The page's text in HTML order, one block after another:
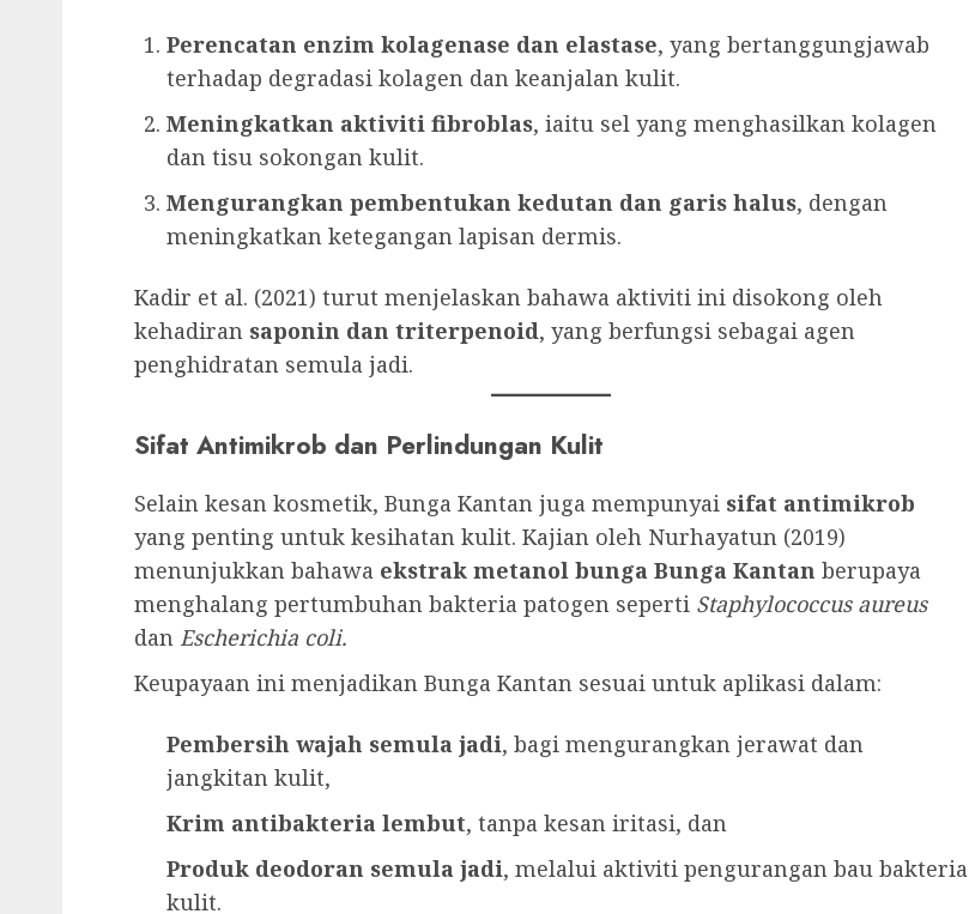
Perencatan enzim kolagenase dan elastase, yang bertanggungjawab
terhadap degradasi kolagen dan keanjalan kulit.
Meningkatkan aktiviti fibroblas, iaitu sel yang menghasilkan kolagen
dan tisu sokongan kulit.
Mengurangkan pembentukan kedutan dan garis halus, dengan
meningkatkan ketegangan lapisan dermis.
Kadir et al. (2021) turut menjelaskan bahawa aktiviti ini disokong oleh
kehadiran saponin dan triterpenoid, yang berfungsi sebagai agen
penghidratan semula jadi.
Sifat Antimikrob dan Perlindungan Kulit
Selain kesan kosmetik, Bunga Kantan juga mempunyai sifat antimikrob
yang penting untuk kesihatan kulit. Kajian oleh Nurhayatun (2019)
menunjukkan bahawa ekstrak metanol bunga Bunga Kantan berupaya
menghalang pertumbuhan bakteria patogen seperti Staphylococcus aureus
dan Escherichia coli.
Keupayaan ini menjadikan Bunga Kantan sesuai untuk aplikasi dalam:
Pembersih wajah semula jadi, bagi mengurangkan jerawat dan
jangkitan kulit,
Krim antibakteria lembut, tanpa kesan iritasi, dan
Produk deodoran semula jadi, melalui aktiviti pengurangan bau bakteria
kulit.